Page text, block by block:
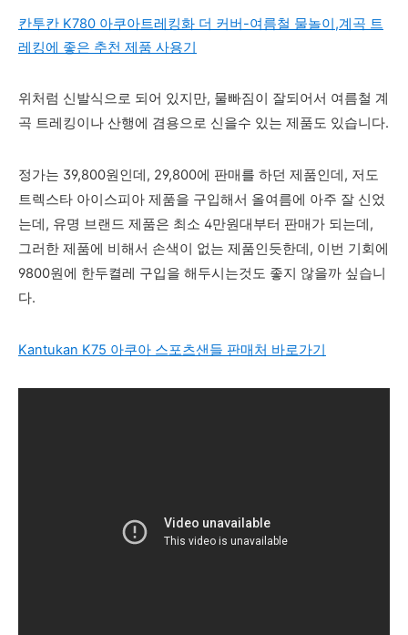
칸투칸 K780 아쿠아트레킹화 더 커버-여름철 물놀이,계곡 트
레킹에 좋은 추천 제품 사용기
위처럼 신발식으로 되어 있지만, 물빠짐이 잘되어서 여름철 계
곡 트레킹이나 산행에 겸용으로 신을수 있는 제품도 있습니다.
정가는 39,800원인데, 29,800에 판매를 하던 제품인데, 저도
트렉스타 아이스피아 제품을 구입해서 올여름에 아주 잘 신었
는데, 유명 브랜드 제품은 최소 4만원대부터 판매가 되는데,
그러한 제품에 비해서 손색이 없는 제품인듯한데, 이번 기회에
9800원에 한두켤레 구입을 해두시는것도 좋지 않을까 싶습니
다.
Kantukan K75 아쿠아 스포츠샌들 판매처 바로가기